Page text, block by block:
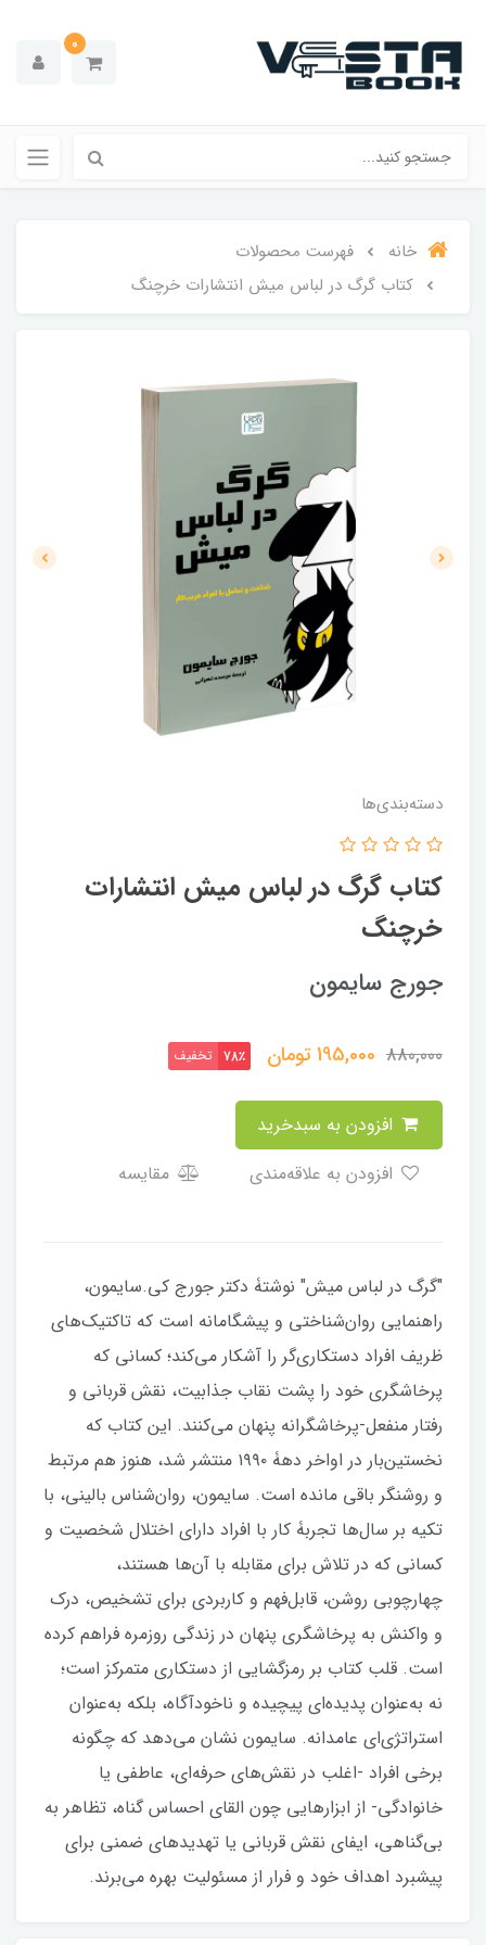
0
خانه
فهرست محصولات
کتاب گرگ در لباس میش انتشارات خرچنگ
دسته‌بندی‌ها
کتاب گرگ در لباس میش انتشارات
خرچنگ
جورج سایمون
880,000
195,000تومان 78٪ تخفیف
مقایسه
"گرگ در لباس میش" نوشتۀ دکتر جورج کی.سایمون،
راهنمایی روان‌شناختی و پیشگامانه است که تاکتیک‌های
ظریف افراد دستکاری‌گر را آشکار می‌کند؛ کسانی که
پرخاشگری خود را پشت نقاب جذابیت، نقش قربانی و
رفتار منفعل-پرخاشگرانه پنهان می‌کنند. این کتاب که
نخستین‌بار در اواخر دهۀ ۱۹۹۰ منتشر شد، هنوز هم مرتبط
و روشنگر باقی مانده است. سایمون، روان‌شناس بالینی، با
تکیه بر سال‌ها تجربۀ کار با افراد دارای اختلال شخصیت و
کسانی که در تلاش برای مقابله با آن‌ها هستند،
چهارچوبی روشن، قابل‌فهم و کاربردی برای تشخیص، درک
و واکنش به پرخاشگری پنهان در زندگی روزمره فراهم کرده
است. قلب کتاب بر رمزگشایی از دستکاری متمرکز است؛
نه به‌عنوان پدیده‌ای پیچیده و ناخودآگاه، بلکه به‌عنوان
استراتژی‌ای عامدانه. سایمون نشان می‌دهد که چگونه
برخی افراد -اغلب در نقش‌های حرفه‌ای، عاطفی یا
خانوادگی- از ابزارهایی چون القای احساس گناه، تظاهر به
بی‌گناهی، ایفای نقش قربانی یا تهدیدهای ضمنی برای
پیشبرد اهداف خود و فرار از مسئولیت بهره می‌برند.